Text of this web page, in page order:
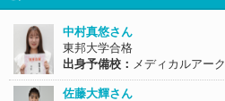
中村真悠さん
東邦大学合格
出身予備校： メディカルアーク
佐藤大輝さん